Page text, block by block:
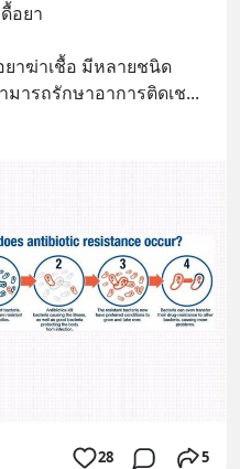
อยา
าฆ่าเชื้อ มีหลายชนิด
ารถรักษาอาการติดเช
28 5